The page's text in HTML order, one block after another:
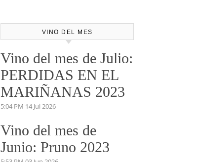
VINO DEL MES
Vino del mes de Julio:
PERDIDAS EN EL
MARIÑANAS 2023
5:04 PM 14 Jul 2026
Vino del mes de
Junio: Pruno 2023